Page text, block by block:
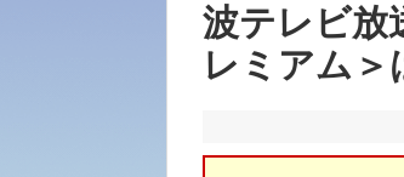
波テレビ放
レミアム＞